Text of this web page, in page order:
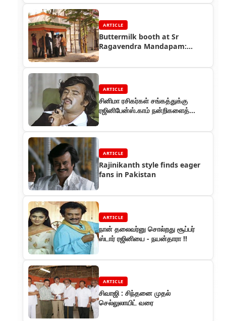
ARTICLE
Buttermilk booth at Sr
Ragavendra Mandapam:
ARTICLE
சினிமா ரசிகர்கள் சங்கத்துக்கு
ரஜினிபேன்ஸ்.காம் நன்றிகளைத்
ARTICLE
Rajinikanth style finds eager
fans in Pakistan
ARTICLE
நான் தலைவர்னு சொல்றது சூப்பர்
ஸ்டார் ரஜினியை - நயன்தாரா !!
ARTICLE
சிவாஜி : சிந்தனை முதல்
செல்லுலாயிட் வரை